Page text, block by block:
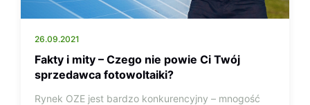
26.09.2021
Fakty i mity – Czego nie powie Ci Twój
sprzedawca fotowoltaiki?
Rynek OZE jest bardzo konkurencyjny – mnogość